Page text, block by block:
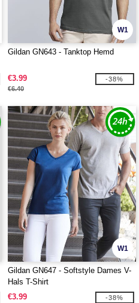
W1
Gildan GN643 - Tanktop Hemd
€3.99
€6.40
-38%
W1
Gildan GN647 - Softstyle Dames V-
Hals T-Shirt
€3.99
-38%